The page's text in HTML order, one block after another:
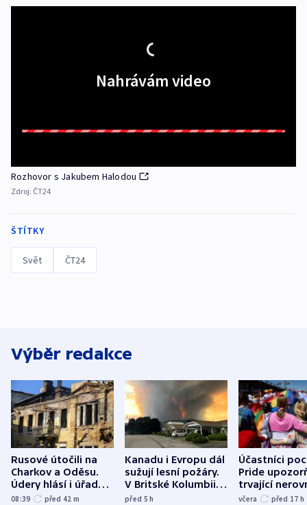
Nahrávám video
Rozhovor s Jakubem Halodou
Zdroj: ČT24
ŠTÍTKY
Svět ČT24
Výběr redakce
Rusové útočili na
Charkov a Oděsu.
Údery hlásí i úřady v
Bělgorodu
08:39 před 42 m
Kanadu i Evropu dál
sužují lesní požáry.
V Britské Kolumbii
evakuovali tisíce lidí
před 5h
Účastníci
Pride
trvající
včera před 17 h